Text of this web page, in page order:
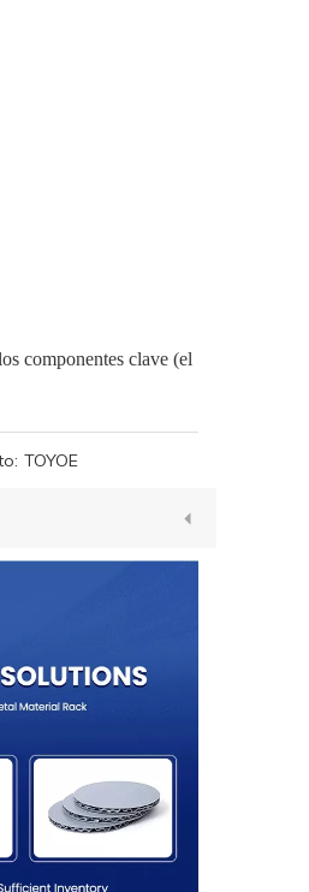
componentes clave (el
TOYOE